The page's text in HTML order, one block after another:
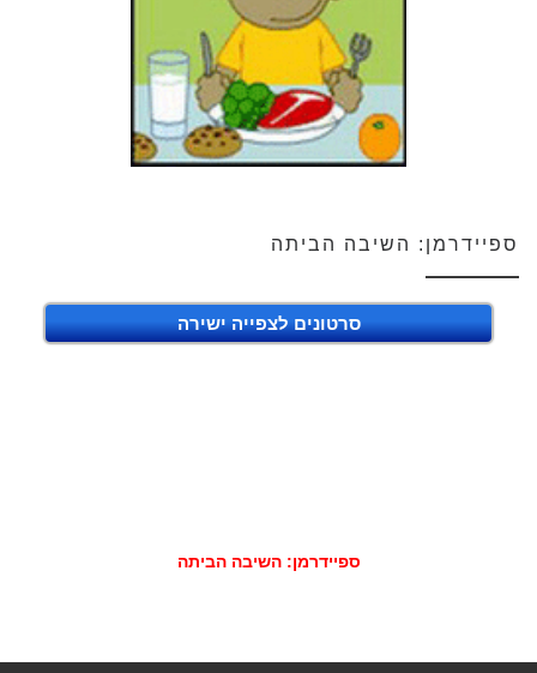
ספיידרמן: השיבה הביתה
סרטונים לצפייה ישירה
ספיידרמן: השיבה הביתה